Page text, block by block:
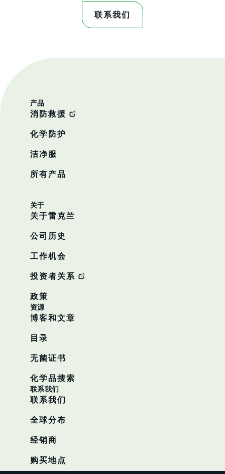
联系我们
产品
消防救援
化学防护
洁净服
所有产品
关于
关于雷克兰
公司历史
工作机会
投资者关系
政策
资源
博客和文章
目录
无菌证书
化学品搜索
联系我们
联系我们
全球分布
经销商
购买地点